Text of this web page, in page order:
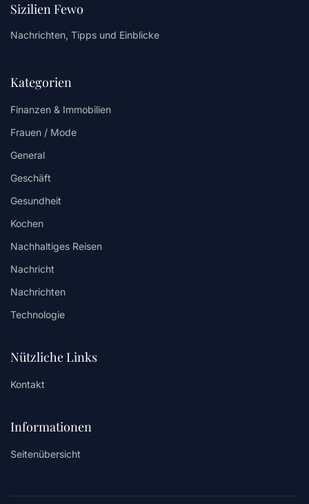
Sizilien Fewo
Nachrichten, Tipps und Einblicke
Kategorien
Finanzen & Immobilien
Frauen / Mode
General
Geschäft
Gesundheit
Kochen
Nachhaltiges Reisen
Nachricht
Nachrichten
Technologie
Nützliche Links
Kontakt
Informationen
Seitenübersicht